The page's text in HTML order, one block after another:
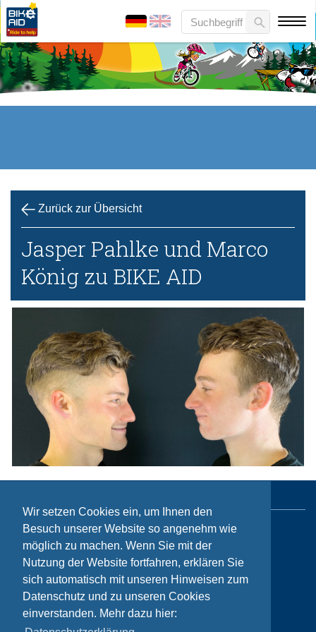
Wir setzen Cookies ein, um Ihnen den
Besuch unserer Website so angenehm wie
möglich zu machen. Wenn Sie mit der
Nutzung der Website fortfahren, erklären Sie
sich automatisch mit unseren Hinweisen zum
Datenschutz und zu unseren Cookies
einverstanden. Mehr dazu hier:
Zurück zur Übersicht
Jasper Pahlke und Marco
König zu BIKE AID
Sitemap
Kontakt
Impressum
Datenschutzhinweise